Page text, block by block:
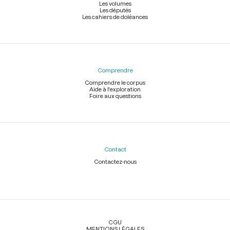
Les volumes
Les députés
Les cahiers de doléances
Comprendre
Comprendre le corpus
Aide à l'exploration
Foire aux questions
Contact
Contactez-nous
Légal
CGU